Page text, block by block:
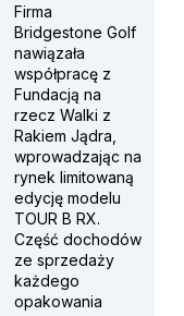
Firma
Bridgestone Golf
nawiązała
współpracę z
Fundacją na
rzecz Walki z
Rakiem Jądra,
wprowadzając na
rynek limitowaną
edycję modelu
TOUR B RX.
Część dochodów
ze sprzedaży
każdego
opakowania